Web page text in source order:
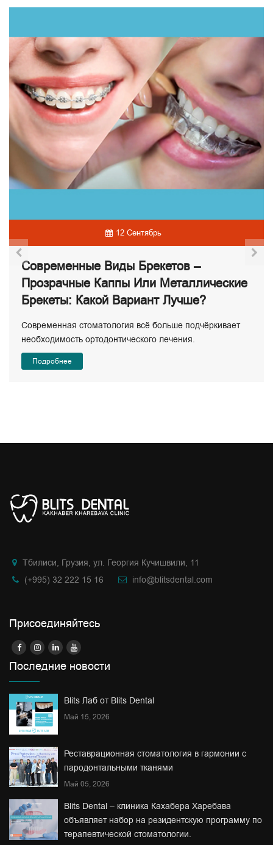
12 Сентябрь
Современные Виды Брекетов –
Прозрачные Каппы Или Металлические
Брекеты: Какой Вариант Лучше?
Современная стоматология всё больше подчёркивает
необходимость ортодонтического лечения.
Подробнее
Тбилиси, Грузия, ул. Георгия Кучишвили, 11
(+995) 32 222 15 16
info@blitsdental.com
Присоединяйтесь
Последние новости
Blits Лаб от Blits Dental
Май 15, 2026
Реставрационная стоматология в гармонии с
пародонтальными тканями
Май 05, 2026
Blits Dental – клиника Кахабера Харебава
объявляет набор на резидентскую программу по
терапевтической стоматологии.